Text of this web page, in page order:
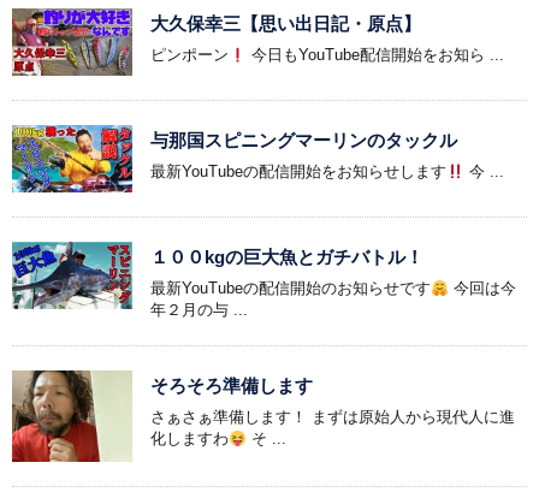
大久保幸三【思い出日記・原点】
ピンポーン 今日もYouTube配信開始をお知ら ...
与那国スピニングマーリンのタックル
最新YouTubeの配信開始をお知らせします 今 ...
１００kgの巨大魚とガチバトル！
最新YouTubeの配信開始のお知らせです
今回は今
年２月の与 ...
そろそろ準備します
さぁさぁ準備します！ まずは原始人から現代人に進
化しますわ
そ ...